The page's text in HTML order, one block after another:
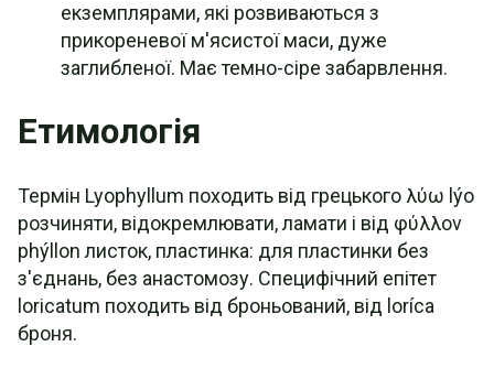
екземплярами, які розвиваються з
прикореневої м'ясистої маси, дуже
заглибленої. Має темно-сіре забарвлення.
Етимологія
Термін Lyophyllum походить від грецького λύω lýo
розчиняти, відокремлювати, ламати і від φύλλον
phýllon листок, пластинка: для пластинки без
з'єднань, без анастомозу. Специфічний епітет
loricatum походить від броньований, від loríca
броня.